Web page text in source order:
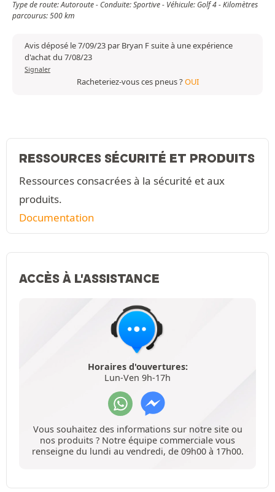
Type de route: Autoroute - Conduite: Sportive - Véhicule: Golf 4 - Kilomètres
parcourus: 500 km
Avis déposé le 7/09/23 par Bryan F suite à une expérience
d'achat du 7/08/23
Signaler
Racheteriez-vous ces pneus ?OUI
RESSOURCES SÉCURITÉ ET PRODUITS
Ressources consacrées à la sécurité et aux
produits.
Documentation
ACCÈS À L'ASSISTANCE
Horaires d'ouvertures:
Lun-Ven 9h-17h
Vous souhaitez des informations sur notre site ou
nos produits ? Notre équipe commerciale vous
renseigne du lundi au vendredi, de 09h00 à 17h00.